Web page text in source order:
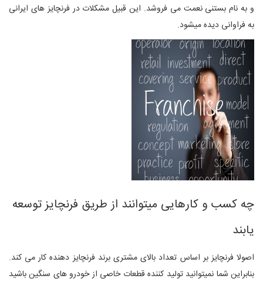
و به نام بستنی نعمت می فروشد. این قبیل مشکلات در فرنچایز های ایرانی
به فراوانی دیده میشود.
چه کسب و کارهایی میتوانند از طریق فرنچایز توسعه
یابند
اصولا فرنچایز بر اساس تعداد بالای مشتری برند فرنچایز دهنده کار می کند.
بنابراین شما نمیتوانید تولید کننده قطعات خاصی از خودرو های سنگین باشید